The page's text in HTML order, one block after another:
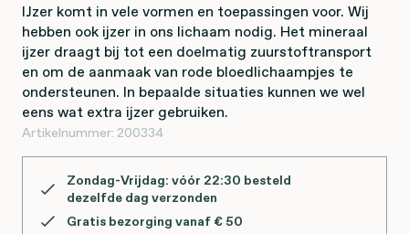
IJzer komt in vele vormen en toepassingen voor. Wij
hebben ook ijzer in ons lichaam nodig. Het mineraal
ijzer draagt bij tot een doelmatig zuurstoftransport
en om de aanmaak van rode bloedlichaampjes te
ondersteunen. In bepaalde situaties kunnen we wel
eens wat extra ijzer gebruiken.
Artikelnummer: 200334
Zondag-Vrijdag: vóór 22:30 besteld
dezelfde dag verzonden
Gratis bezorging vanaf € 50